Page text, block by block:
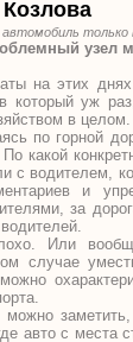
узел
на этих днях
который уж
в целом.
по горной
какой
с водителем,
и
за
Или
случае
можно
авто с места